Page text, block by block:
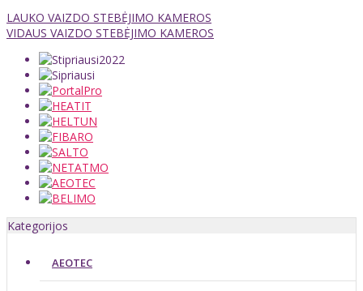
LAUKO VAIZDO STEBĖJIMO KAMEROS
VIDAUS VAIZDO STEBĖJIMO KAMEROS
Kategorijos
AEOTEC